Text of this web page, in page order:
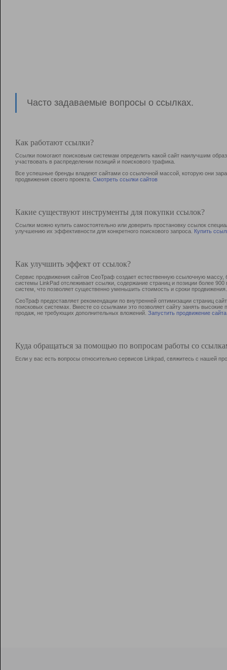
Часто задаваемые вопросы о ссылках.
Как работают ссылки?
Ссылки помогают поисковым системам определить какой сайт наилучшим
участвовать в раcпределении позиций и поискового трафика.
Все успешные бренды владеют сайтами со ссылочной массой, которую они
продвижения своего проекта. Смотреть ссылки сайтов
Какие существуют инструменты для покупки ссылок?
Ссылки можно купить самостоятельно или доверить простановку ссылок
улучшению их эффективности для конкретного поискового запроса. Купить
Как улучшить эффект от ссылок?
Сервис продвижения сайтов СеоТраф создает естественную ссылочную
системы LinkPad отслеживает ссылки, содержание страниц и позиции более
систем, что позволяет существенно уменьшить стоимость и сроки продвижения.
СеоТраф предоставляет рекомендации по внутренней оптимизации страниц
поисковых системах. Вместе со ссылками это позволяет сайту занять
продаж, не требующих дополнительных вложений. Запустить продвижение сайта
Куда обращаться за помощью по вопросам работы со
Если у вас есть вопросы относительно сервисов Linkpad, свяжитесь с нашей